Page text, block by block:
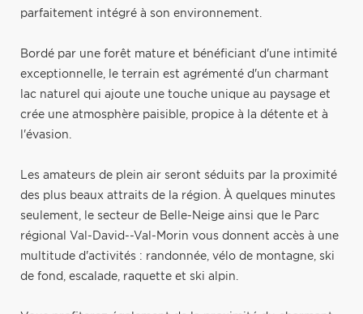
parfaitement intégré à son environnement.
Bordé par une forêt mature et bénéficiant d'une intimité
exceptionnelle, le terrain est agrémenté d'un charmant
lac naturel qui ajoute une touche unique au paysage et
crée une atmosphère paisible, propice à la détente et à
l'évasion.
Les amateurs de plein air seront séduits par la proximité
des plus beaux attraits de la région. À quelques minutes
seulement, le secteur de Belle-Neige ainsi que le Parc
régional Val-David--Val-Morin vous donnent accès à une
multitude d'activités : randonnée, vélo de montagne, ski
de fond, escalade, raquette et ski alpin.